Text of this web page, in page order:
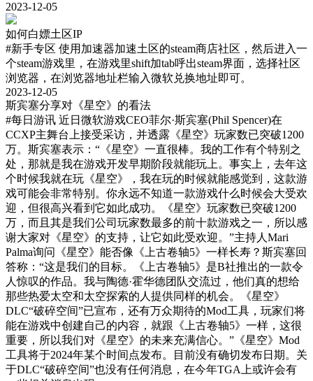
2023-12-05
如何白嫖土区IP
#新手专区 使用加速器加速土区的steam商店社区，然后进入一
个steam游戏里，在游戏里shift加tab呼出steam界面，选择社区
浏览器，在浏览器地址栏输入微软兑换地址即可。
2023-12-05
斯宾塞分享对《星空》的看法
#每日游讯 近日微软游戏CEO菲尔·斯宾塞(Phil Spencer)在
CCXP主舞台上接受采访，并透露《星空》玩家数已突破1200
万。斯宾塞表示：“《星空》一直很棒。我的工作有个特别之
处，那就是我在游戏开发早期阶段就能玩上。事实上，去年这
个时候我就在玩《星空》，我在玩的时候就能感觉到，这款游
戏可能会非常特别。你永远不知道一款游戏什么时候会大受欢
迎，但很高兴看到它如此成功。《星空》玩家数已突破1200
万，而且其是我们公司玩家数最多的前十款游戏之一，所以感
谢大家对《星空》的支持，让它如此受欢迎。”主持人Mari
Palma询问《星空》能否像《上古卷轴5》一样长寿？斯宾塞回
答称：“这是我们的目标。《上古卷轴5》是B社推出的一款令
人惊叹的作品。我与陶德·霍华德团队交流过，他们真的想给
那些热爱太空和太空探索的人提供同样的机会。《星空》
DLC“破碎空间”已宣布，还有万众期待的Mod工具，玩家们将
能在游戏中创建自己的内容，就跟《上古卷轴5》一样，这很
重要，所以我们对《星空》的未来充满信心。”《星空》Mod
工具将于2024年某个时间点发布。目前没有确切发布日期。关
于DLC“破碎空间”也没有任何消息，在今年TGA上或许会有